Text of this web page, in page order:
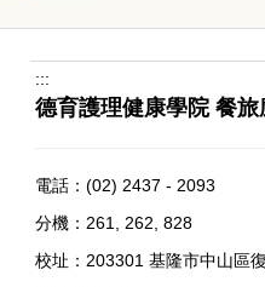
:::
德育護理健康學院 餐
電話：(02) 2437 - 2093
分機：261, 262, 828
校址： 203301 基隆市中山區